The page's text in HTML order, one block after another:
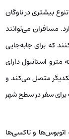
بیشتری در ناوگان
مسافران می‌توانند
که برای جابه‌جایی
استانبول دارای
متصل می‌کند و
برای سفر در سطح شهر
اتوبوس‌ها و تاکسی‌ها